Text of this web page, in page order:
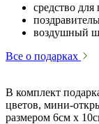
средство
воздушный
Все о подарках
В комплект
цветов, мини-
размером 6см х